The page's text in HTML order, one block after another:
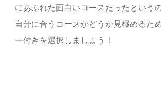
にあふれた面白いコースだったという
自分に合うコースかどうか見極めるた
ー付きを選択しましょう！